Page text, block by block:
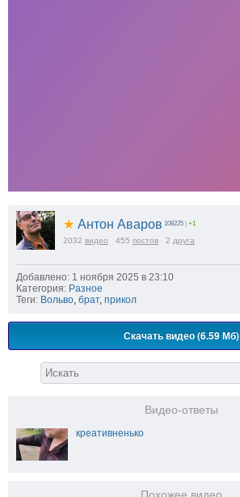
★ Антон Аваров 108225 | +1
2032 видео 455 постов 2 друга
Добавлено: 1 ноября 2025 в 23:10
Категория: Разное
Теги: Вольво брат, прикол
Скачать видео (6.59 Мб)
Видео-ответы
креативненько